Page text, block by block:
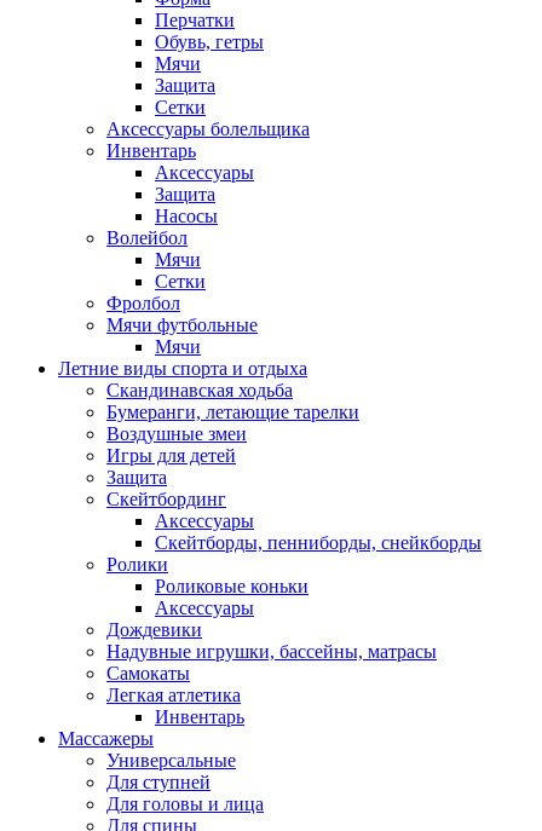
Перчатки
Обувь, гетры
Мячи
Защита
Сетки
Аксессуары болельщика
Инвентарь
Аксессуары
Защита
Насосы
Волейбол
Мячи
Сетки
Фролбол
Мячи футбольные
Мячи
Летние виды спорта и отдыха
Скандинавская ходьба
Бумеранги, летающие тарелки
Воздушные змеи
Игры для детей
Защита
Скейтбординг
Аксессуары
Скейтборды, пенниборды, снейкборды
Ролики
Роликовые коньки
Аксессуары
Дождевики
Надувные игрушки, бассейны, матрасы
Самокаты
Легкая атлетика
Инвентарь
Массажеры
Универсальные
Для ступней
Для головы и лица
Для спины